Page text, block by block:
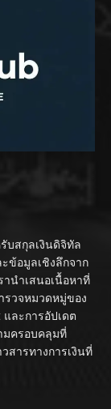
บสกุลเงินดิจิทัล
ข้อมูลเชิงลึกจาก
นำเสนอเนื้อหาที่
วจหมวดหมู่ของ
และการอัปเดต
มครอบคลุมที่
สารทางการเงินที่